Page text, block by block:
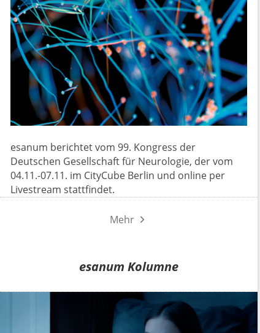
esanum berichtet vom 99. Kongress der
Deutschen Gesellschaft für Neurologie, der vom
04.11.-07.11. im CityCube Berlin und online per
Livestream stattfindet.
Mehr
esanum Kolumne